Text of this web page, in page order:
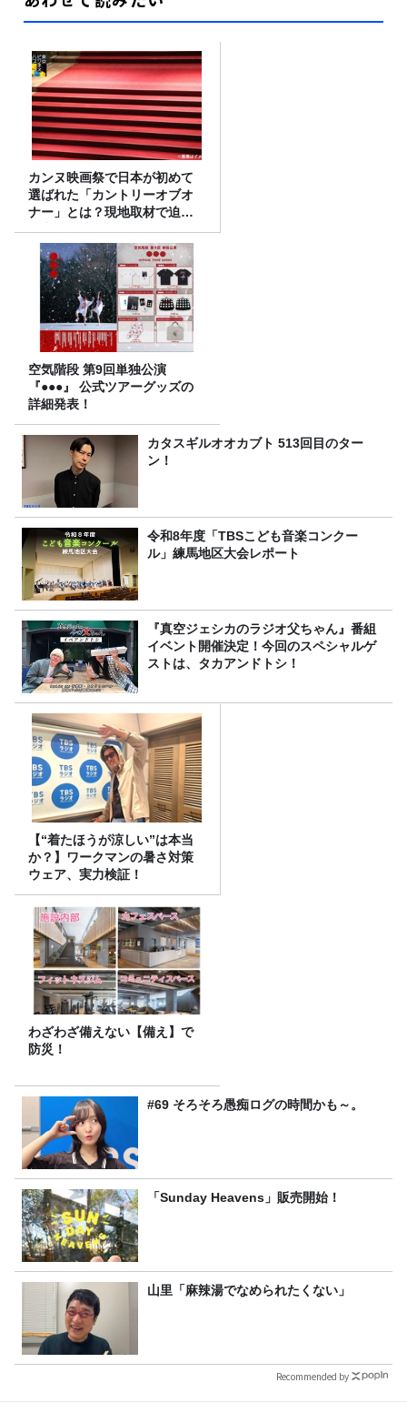
カンヌ映画祭で日本が初めて
選ばれた「カントリーオブオ
ナー」とは？現地取材で迫る
選出の意味
空気階段 第9回単独公演
『●●●』 公式ツアーグッズの
詳細発表！
カタスギルオオカブト 513回目のター
ン！
令和8年度「TBSこども音楽コンクー
ル」練馬地区大会レポート
『真空ジェシカのラジオ父ちゃん』番組
イベント開催決定！今回のスペシャルゲ
ストは、タカアンドトシ！
【“着たほうが涼しい”は本当
か？】ワークマンの暑さ対策
ウェア、実力検証！
わざわざ備えない【備え】で
防災！
#69 そろそろ愚痴ログの時間かも～。
「Sunday Heavens」販売開始！
山里「麻辣湯でなめられたくない」
Recommended by